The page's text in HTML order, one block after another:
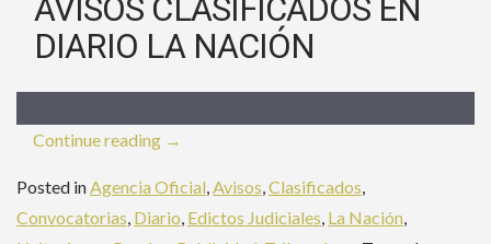
AVISOS CLASIFICADOS EN
DIARIO LA NACIÓN
Continue reading «Publicar
en
La
→
Posted inAgencia Oficial,Avisos,Clasificados,
Convocatorias, Diario, Edictos Judiciales, La Nación,